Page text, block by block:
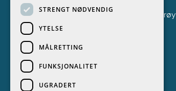
Fastlandsveien 294, 1684 Vesterøy
STRENGT NØDVENDIG
YTELSE
MÅLRETTING
FUNKSJONALITET
UGRADERT